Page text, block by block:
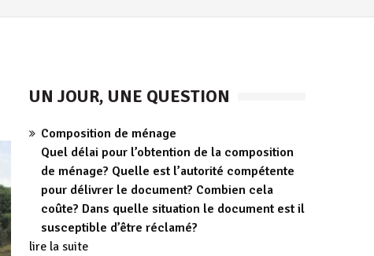
UN JOUR, UNE QUESTION
Composition de ménage
Quel délai pour l’obtention de la composition
de ménage? Quelle est l’autorité compétente
pour délivrer le document? Combien cela
coûte? Dans quelle situation le document est il
susceptible d’être réclamé?
lire la suite